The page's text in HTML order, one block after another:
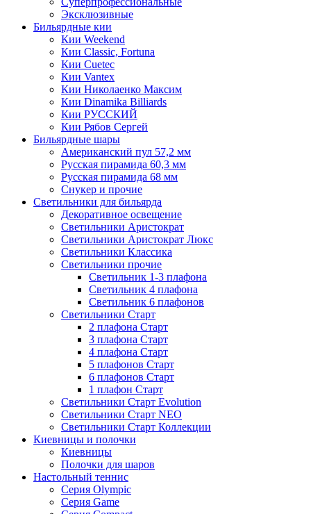
Эксклюзивные
Бильярдные кии
Кии Weekend
Кии Classic, Fortuna
Кии Cuetec
Кии Vantex
Кии Николаенко Максим
Кии Dinamika Billiards
Кии РУССКИЙ
Кии Рябов Сергей
Бильярдные шары
Американский пул 57,2 мм
Русская пирамида 60,3 мм
Русская пирамида 68 мм
Снукер и прочие
Светильники для бильярда
Декоративное освещение
Светильники Аристократ
Светильники Аристократ Люкс
Светильники Классика
Светильники прочие
Светильник 1-3 плафона
Светильник 4 плафона
Светильник 6 плафонов
Светильники Старт
2 плафона Старт
3 плафона Старт
4 плафона Старт
5 плафонов Старт
6 плафонов Старт
1 плафон Старт
Светильники Старт Evolution
Светильники Старт NEO
Светильники Старт Коллекции
Киевницы и полочки
Киевницы
Полочки для шаров
Настольный теннис
Серия Olympic
Серия Game